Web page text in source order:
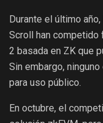
Durante el último
Scroll han competido
2 basada en ZK que
Sin embargo,
para uso público.
En octubre, el